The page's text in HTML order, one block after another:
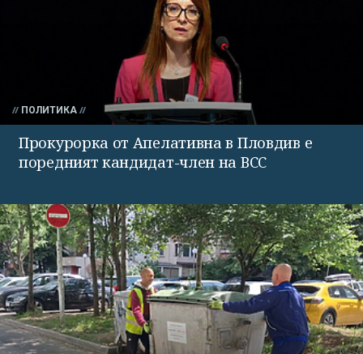
ПОЛИТИКА
Прокурорка от Апелативна в Пловдив е
поредният кандидат-член на ВСС